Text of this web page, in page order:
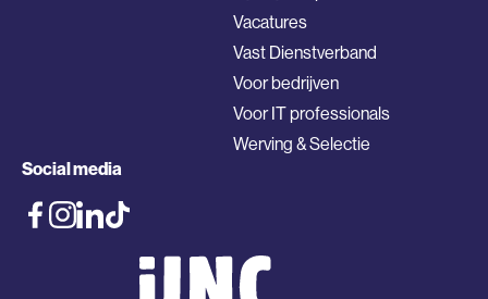
Vacatures
Vast Dienstverband
Voor bedrijven
Voor IT professionals
Werving & Selectie
Social media